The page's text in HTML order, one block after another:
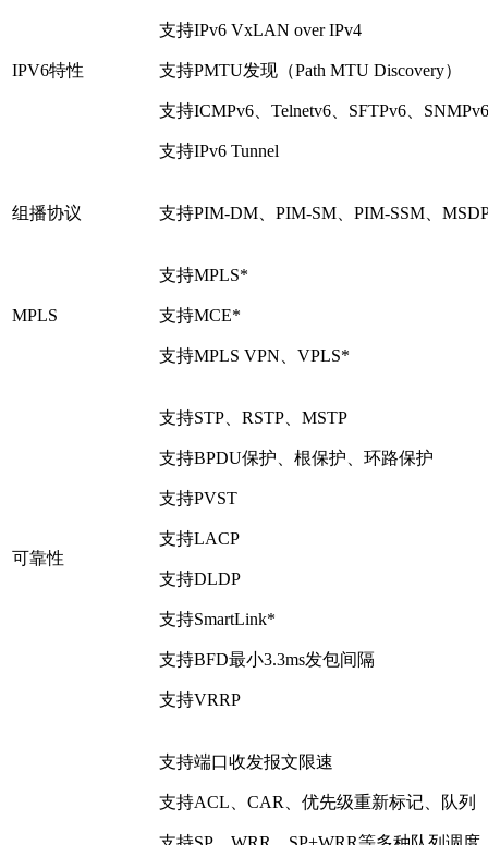
IPV6特性
支持IPv6 VxLAN over IPv4
支持PMTU发现（Path MTU Discovery）
支持ICMPv6、Telnetv6、SFTPv6、
支持IPv6 Tunnel
组播协议 支持PIM-DM、PIM-SM、PIM-SSM、
MPLS
支持MPLS*
支持MCE*
支持MPLS VPN、VPLS*
可靠性
支持STP、RSTP、MSTP
支持BPDU保护、根保护、环路保护
支持PVST
支持LACP
支持DLDP
支持SmartLink*
支持BFD最小3.3ms发包间隔
支持VRRP
支持端口收发报文限速
支持ACL、CAR、优先级重新标记、队列